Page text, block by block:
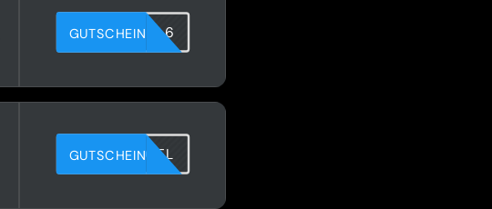
LXPOB58L6
GUTSCHEIN
PJ899KOEL
GUTSCHEIN